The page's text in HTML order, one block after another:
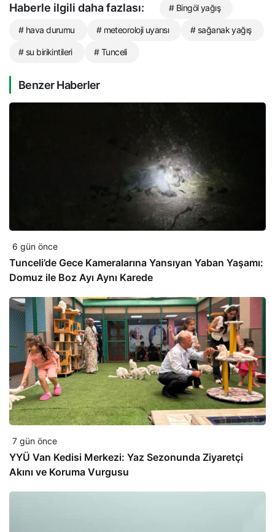
Haberle ilgili daha fazlası: # Bingöl yağış
# hava durumu # meteoroloji uyarısı # sağanak yağış
# su birikintileri # Tunceli
Benzer Haberler
6 gün önce
Tunceli’de Gece Kameralarına Yansıyan Yaban Yaşamı:
Domuz ile Boz Ayı Aynı Karede
7 gün önce
YYÜ Van Kedisi Merkezi: Yaz Sezonunda Ziyaretçi
Akını ve Koruma Vurgusu